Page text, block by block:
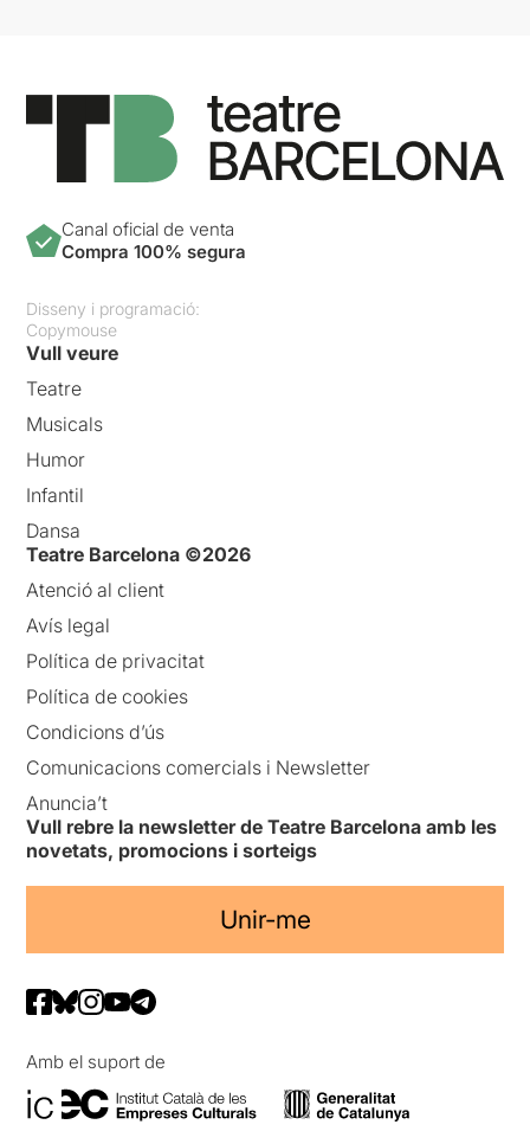
Canal oficial de venta
Compra 100% segura
Disseny i programació:
Copymouse
Vull veure
Teatre
Musicals
Humor
Infantil
Dansa
Teatre Barcelona ©2026
Atenció al client
Avís legal
Política de privacitat
Política de cookies
Condicions d’ús
Comunicacions comercials i Newsletter
Anuncia’t
Vull rebre la newsletter de Teatre Barcelona amb les
novetats, promocions i sorteigs
Unir-me
Amb el suport de